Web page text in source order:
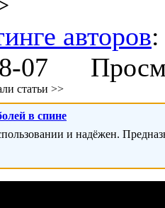
авторов
07
статьи >>
в спине
и надёжен.